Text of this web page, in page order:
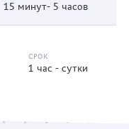
15 минут- 5 часов
1 час - сутки